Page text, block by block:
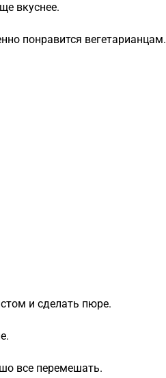
вкуснее.
понравится вегетарианцам.
и сделать пюре.
все перемешать.